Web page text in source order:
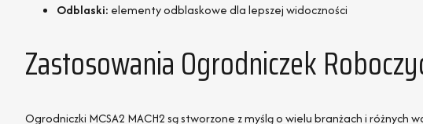
Odblaski: elementy odblaskowe dla lepszej widoczności
Zastosowania Ogrodniczek
Ogrodniczki MCSA2 MACH2 są stworzone z myślą o wielu branżach i różnych